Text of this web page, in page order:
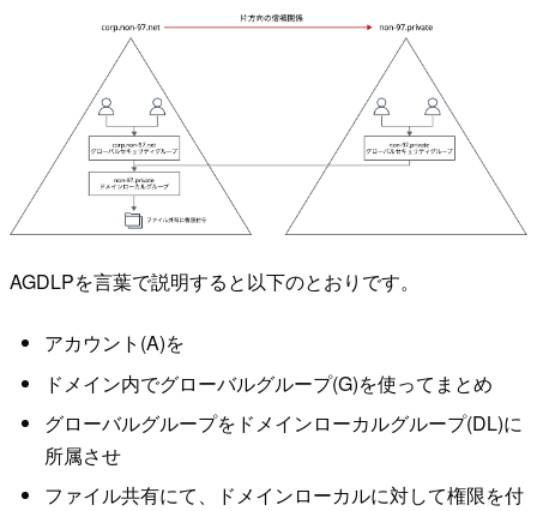
AGDLPを言葉で説明すると以下のとおりです。
アカウント(A)を
ドメイン内でグローバルグループ(G)を使ってまとめ
グローバルグループをドメインローカルグループ(DL)に
所属させ
ファイル共有にて、ドメインローカルに対して権限を付